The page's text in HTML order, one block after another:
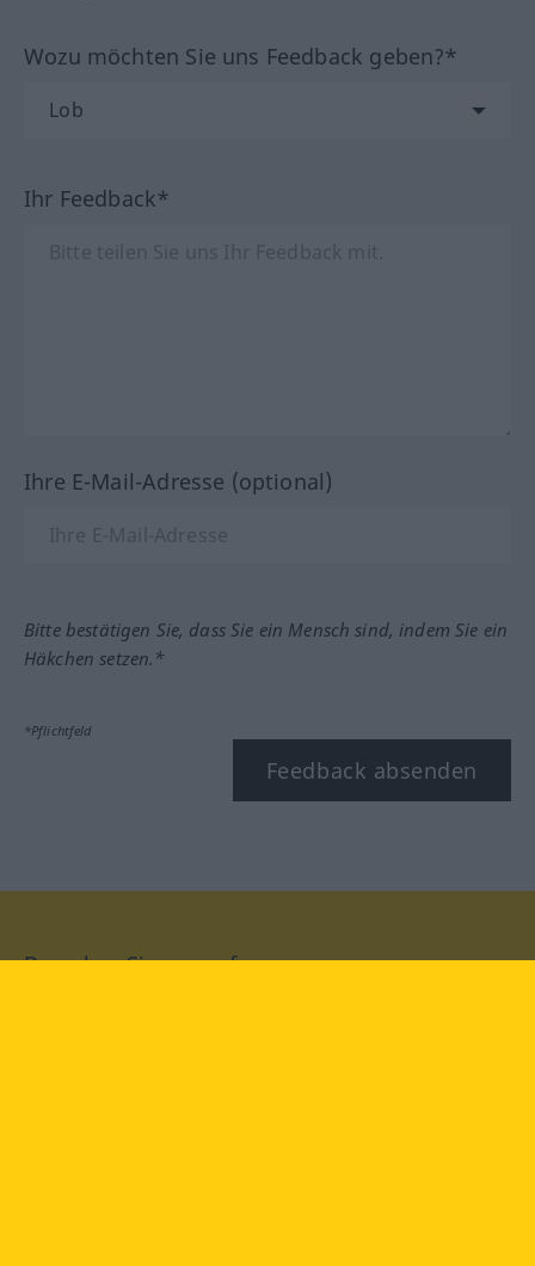
Wozu möchten Sie uns Feedback geben?*
Ihr Feedback*
Ihre E-Mail-Adresse (optional)
Bitte bestätigen Sie, dass Sie ein Mensch sind, indem Sie ein
Häkchen setzen.*
*Pflichtfeld
Feedback absenden
Besuchen Sie uns auf: